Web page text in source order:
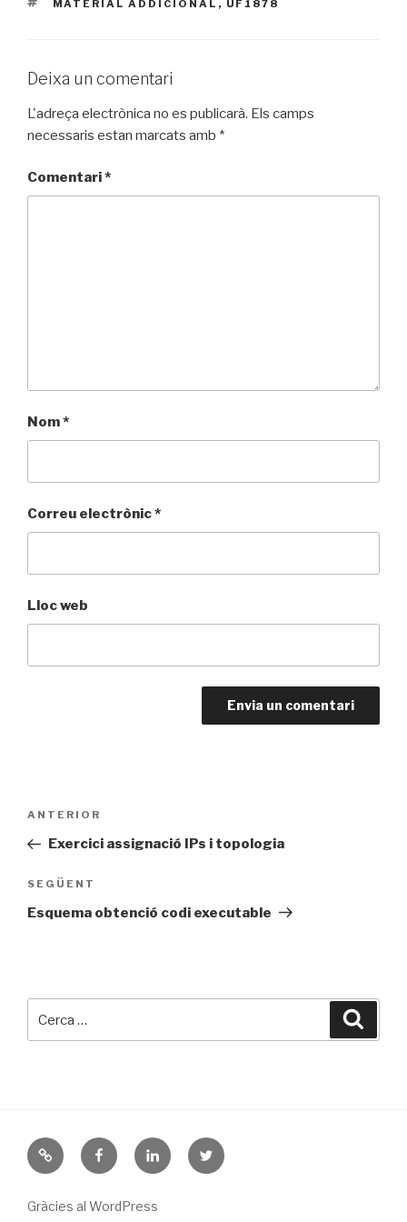
ETIQUETES
MATERIAL ADDICIONAL , UF1878
Deixa un comentari
L'adreça electrònica no es publicarà. Els camps
necessaris estan marcats amb *
Comentari*
Nom*
Correu electrònic*
Lloc web
Entrada
anterior
ANTERIOR
Exercici assignació IPs i topologia
Entrada
següent
SEGÜENT
Esquema obtenció codi executable
Sobre
jo
FacebookLinkedInTwitter
Gràcies al WordPress